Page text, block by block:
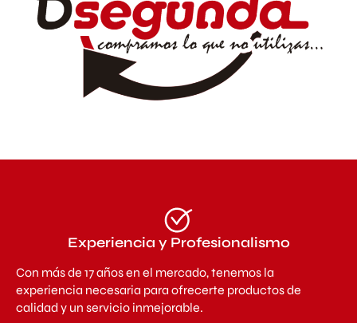
Experiencia y Profesionalismo
Con más de 17 años en el mercado, tenemos la
experiencia necesaria para ofrecerte productos de
calidad y un servicio inmejorable.